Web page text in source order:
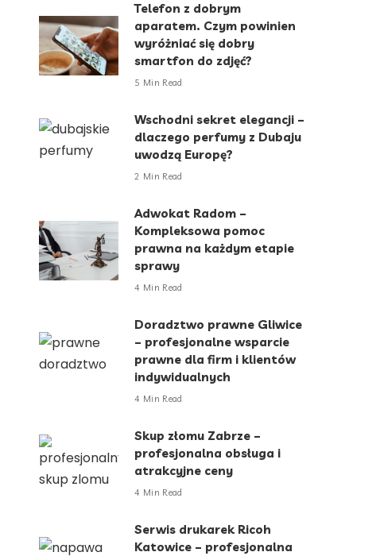
Telefon z dobrym
aparatem. Czym powinien
wyróżniać się dobry
smartfon do zdjęć?
5 Min Read
Wschodni sekret elegancji –
dlaczego perfumy z Dubaju
uwodzą Europę?
2 Min Read
Adwokat Radom –
Kompleksowa pomoc
prawna na każdym etapie
sprawy
4 Min Read
Doradztwo prawne Gliwice
– profesjonalne wsparcie
prawne dla firm i klientów
indywidualnych
4 Min Read
Skup złomu Zabrze –
profesjonalna obsługa i
atrakcyjne ceny
4 Min Read
Serwis drukarek Ricoh
Katowice – profesjonalna